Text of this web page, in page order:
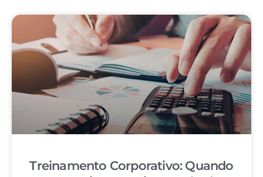
Treinamento Corporativo: Quando